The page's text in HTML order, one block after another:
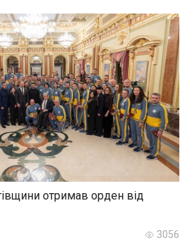
отримав орден від
3056